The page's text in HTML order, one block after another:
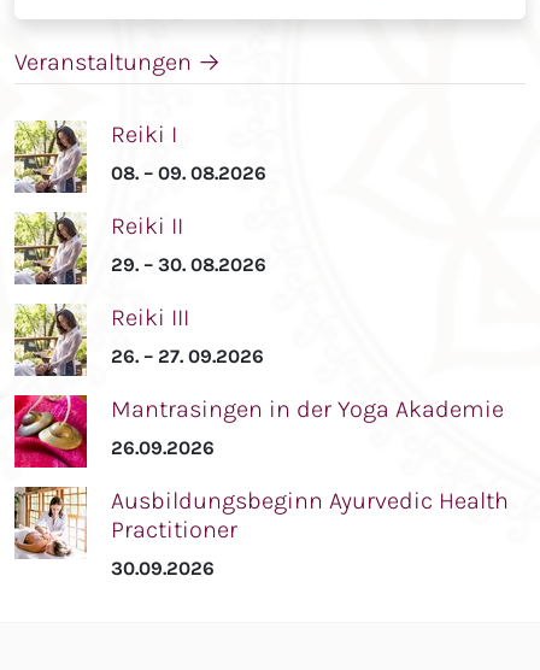
Veranstaltungen →
Reiki I
08. – 09. 08.2026
Reiki II
29. – 30. 08.2026
Reiki III
26. – 27. 09.2026
Mantrasingen in der Yoga Akademie
26.09.2026
Ausbildungsbeginn Ayurvedic Health
Practitioner
30.09.2026